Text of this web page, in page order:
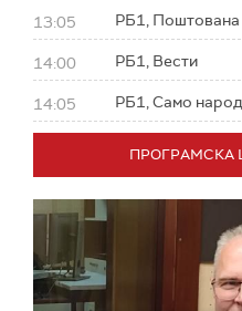
13:05 РБ1, Поштована
14:00 РБ1, Вести
14:05 РБ1, Само
ПРОГРАМСКА